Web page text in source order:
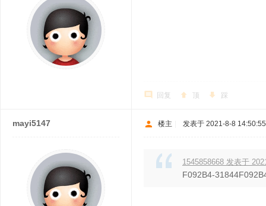
回复 顶 踩
mayi5147 楼主 发表于 2021-8-8 14:50:55
1545858668 发表于
F092B4-